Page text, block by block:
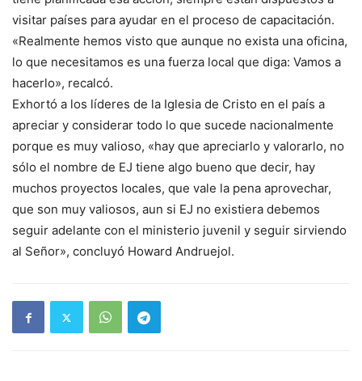
visitar países para ayudar en el proceso de capacitación.
«Realmente hemos visto que aunque no exista una oficina,
lo que necesitamos es una fuerza local que diga: Vamos a
hacerlo», recalcó.
Exhortó a los líderes de la Iglesia de Cristo en el país a
apreciar y considerar todo lo que sucede nacionalmente
porque es muy valioso, «hay que apreciarlo y valorarlo, no
sólo el nombre de EJ tiene algo bueno que decir, hay
muchos proyectos locales, que vale la pena aprovechar,
que son muy valiosos, aun si EJ no existiera debemos
seguir adelante con el ministerio juvenil y seguir sirviendo
al Señor», concluyó Howard Andruejol.